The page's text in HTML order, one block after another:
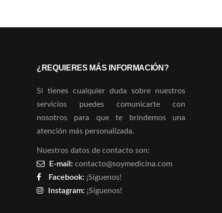
¿REQUIERES MÁS INFORMACIÓN?
Si tienes cualquier duda sobre nuestros
servicios puedes comunicarte con
nosotros para que te brindemos una
atención más personalizada.
Nuestros datos de contacto son:
E-mail: contacto@soymedicina.com
Facebook: ¡Síguenos!
Instagram: ¡Síguenos!